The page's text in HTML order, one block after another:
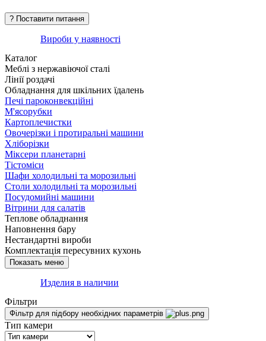
Вироби у наявності
Каталог
Меблі з нержавіючої сталі
Лінії роздачі
Обладнання для шкільних їдалень
Печі пароконвекційні
М'ясорубки
Картоплечистки
Овочерізки і протиральні машини
Хліборізки
Міксери планетарні
Тістоміси
Шафи холодильні та морозильні
Столи холодильні та морозильні
Посудомийні машини
Вітрини для салатів
Теплове обладнання
Наповнення бару
Нестандартні вироби
Комплектація пересувних кухонь
Изделия в наличии
Фільтри
Фільтр для підбору необхідних параметрів
Тип камери